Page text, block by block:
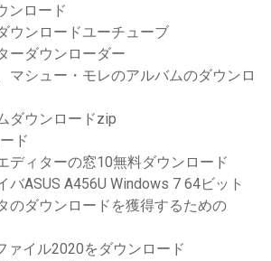
ンロード
ウンロードユーチューブ
ーダウンローダー
マシュー・モレのアルバムのダウンロ
ダウンロードzip
ド
ディターの窓10無料ダウンロード
バASUS A456U Windows 7 64ビット
のダウンロードを獲得するための
ァイル2020をダウンロード